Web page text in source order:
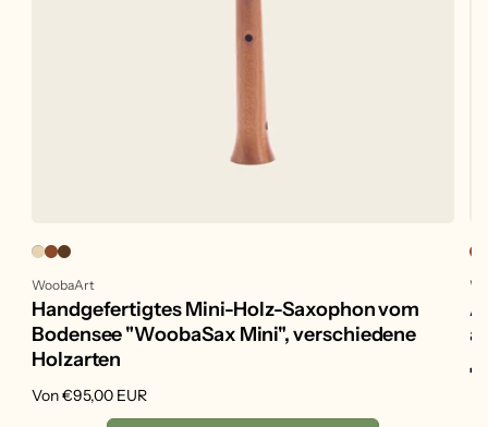
Anbieter:
WoobaArt
Handgefertigtes Mini-Holz-Saxophon vom
Bodensee "WoobaSax Mini", verschiedene
Holzarten
Normaler
Von €95,00 EUR